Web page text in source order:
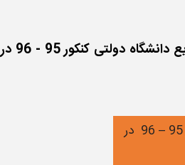
حداقل درصد دروس و آخرین رتبه لازم جهت قبولی رشته مهندسی صنایع دانشگاه دولتی کنکور 95 - 96 در
–
96 در